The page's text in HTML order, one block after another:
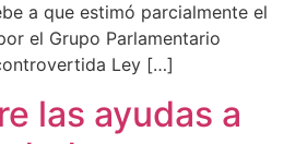
a que estimó parcialmente el
el Grupo Parlamentario
Ley […]
las ayudas a